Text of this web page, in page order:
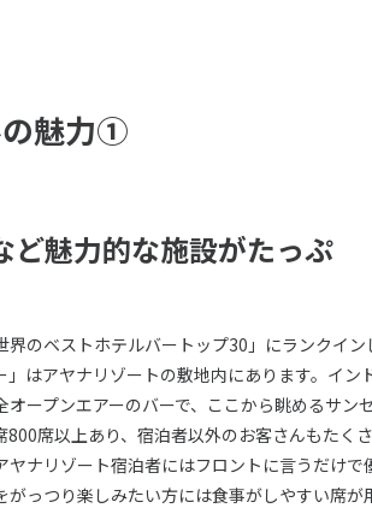
の魅力①
ど魅力的な施設がたっぷ
のベストホテルバートップ30」にランクイン
はアヤナリゾートの敷地内にあります。イン
ープンエアーのバーで、ここから眺めるサンセ
席以上あり、宿泊者以外のお客さんもたくさ
ナリゾート宿泊者にはフロントに言うだけで
っつり楽しみたい方には食事がしやすい席が